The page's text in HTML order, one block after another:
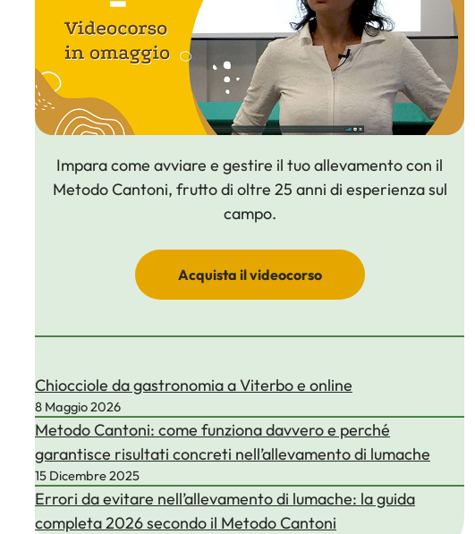
Impara come avviare e gestire il tuo allevamento con il
Metodo Cantoni, frutto di oltre 25 anni di esperienza sul
campo.
Acquista il videocorso
Chiocciole da gastronomia a Viterbo e online
8 Maggio 2026
Metodo Cantoni: come funziona davvero e perché
garantisce risultati concreti nell’allevamento di lumache
15 Dicembre 2025
Errori da evitare nell’allevamento di lumache: la guida
completa 2026 secondo il Metodo Cantoni